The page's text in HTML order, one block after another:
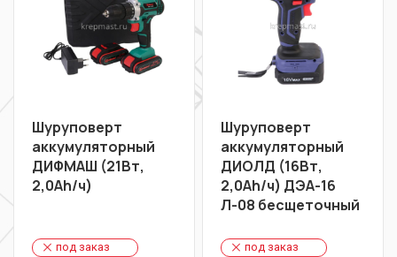
Шуруповерт
аккумуляторный
ДИФМАШ (21Вт,
2,0Ah/ч)
под заказ
Шуруповерт
аккумуляторный
ДИОЛД (16Вт,
2,0Ah/ч) ДЭА-16
Л-08 бесщеточный
под заказ